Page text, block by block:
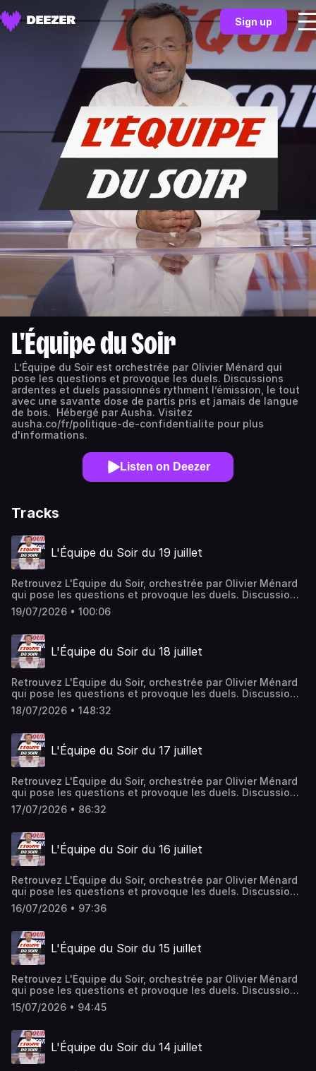
Sign up
L'Équipe du Soir
L’Équipe du Soir est orchestrée par Olivier Ménard qui
pose les questions et provoque les duels. Discussions
ardentes et duels passionnés rythment l’émission, le tout
avec une savante dose de partis pris et jamais de langue
de bois. Hébergé par Ausha. Visitez
ausha.co/fr/politique-de-confidentialite pour plus
d'informations.
Listen on Deezer
Tracks
L'Équipe du Soir du 19 juillet
Retrouvez L'Équipe du Soir, orchestrée par Olivier Ménard
qui pose les questions et provoque les duels. Discussions
ardentes et débats passionnés rythment l'émission, le
tout avec une savante dose de partis pris et jamais de
ausha.co/politique-de-confidentialite pour plus
d'informations.
19/07/2026 • 100:06
L'Équipe du Soir du 18 juillet
Retrouvez L'Équipe du Soir, orchestrée par Olivier Ménard
qui pose les questions et provoque les duels. Discussions
ardentes et débats passionnés rythment l'émission, le
tout avec une savante dose de partis pris et jamais de
ausha.co/politique-de-confidentialite pour plus
d'informations.
18/07/2026 • 148:32
L'Équipe du Soir du 17 juillet
Retrouvez L'Équipe du Soir, orchestrée par Olivier Ménard
qui pose les questions et provoque les duels. Discussions
ardentes et débats passionnés rythment l'émission, le
tout avec une savante dose de partis pris et jamais de
ausha.co/politique-de-confidentialite pour plus
d'informations.
17/07/2026 • 86:32
L'Équipe du Soir du 16 juillet
Retrouvez L'Équipe du Soir, orchestrée par Olivier Ménard
qui pose les questions et provoque les duels. Discussions
ardentes et débats passionnés rythment l'émission, le
tout avec une savante dose de partis pris et jamais de
ausha.co/politique-de-confidentialite pour plus
d'informations.
16/07/2026 • 97:36
L'Équipe du Soir du 15 juillet
Retrouvez L'Équipe du Soir, orchestrée par Olivier Ménard
qui pose les questions et provoque les duels. Discussions
ardentes et débats passionnés rythment l'émission, le
tout avec une savante dose de partis pris et jamais de
ausha.co/politique-de-confidentialite pour plus
d'informations.
15/07/2026 • 94:45
L'Équipe du Soir du 14 juillet